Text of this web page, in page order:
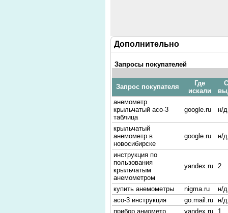
Дополнительно
Запросы покупателей
Запрос покупателя
Где
искали
анемометр
крыльчатый асо-3
таблица
google.ru н/д
крыльчатый
анемометр в
новосибирске
google.ru н/д
инструкция по
пользования
крыльчатым
анемометром
yandex.ru 2
купить анемометры nigma.ru
н/д
асо-3 инструкция
go.mail.ru н/д
прибор аниометр
yandex.ru
1